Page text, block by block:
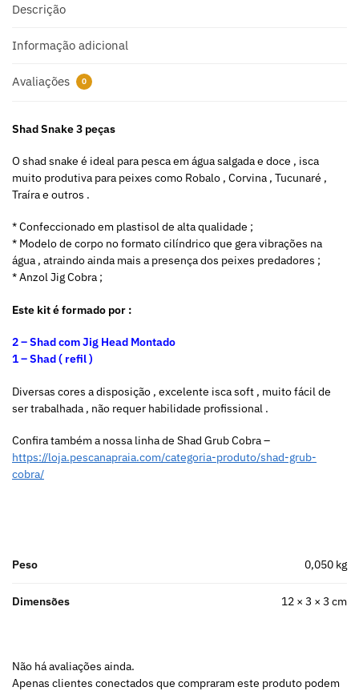
a
i
e
Descrição
Informação adicional
Avaliações 0
Shad Snake 3 peças
O shad snake é ideal para pesca em água salgada e doce , isca
muito produtiva para peixes como Robalo , Corvina , Tucunaré ,
Traíra e outros .
* Confeccionado em plastisol de alta qualidade ;
* Modelo de corpo no formato cilíndrico que gera vibrações na
água , atraindo ainda mais a presença dos peixes predadores ;
* Anzol Jig Cobra ;
Este kit é formado por :
2 – Shad com Jig Head Montado
1 – Shad ( refil )
Diversas cores a disposição , excelente isca soft , muito fácil de
ser trabalhada , não requer habilidade profissional .
Confira também a nossa linha de Shad Grub Cobra –
https://loja.pescanapraia.com/categoria-produto/shad-grub-
cobra/
Peso 0,050 kg
Dimensões 12 × 3 × 3 cm
Não há avaliações ainda.
Apenas clientes conectados que compraram este produto podem